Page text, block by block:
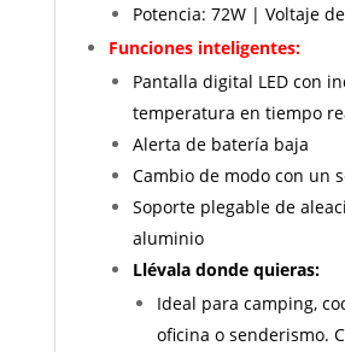
Potencia: 72W | Voltaje
Funciones inteligentes:
Pantalla digital LED con
temperatura en tiempo
Alerta de batería baja
Cambio de modo con un
Soporte plegable de
aluminio
Llévala donde quieras:
Ideal para camping,
oficina o senderismo.